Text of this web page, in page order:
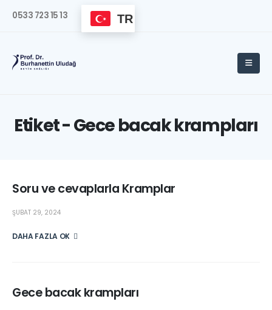
0533 723 15 13 TR
Etiket - Gece bacak krampları
Soru ve cevaplarla Kramplar
ŞUBAT 29, 2024
DAHA FAZLA OKU
Gece bacak krampları